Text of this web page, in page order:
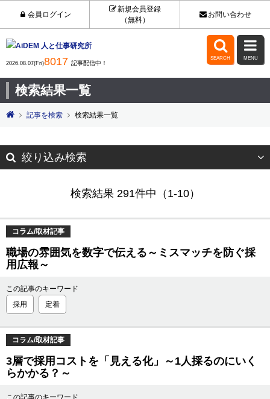
会員ログイン
新規会員登録
（無料）
お問い合わせ
2026.08.07(Fri)8017 記事配信中！

SEARCH

MENU
検索結果一覧
記事を検索 検索結果一覧
絞り込み検索
検索結果 291件中（1-10）
コラム/取材記事
職場の雰囲気を数字で伝える～ミスマッチを防ぐ採
用広報～
この記事のキーワード
採用
定着
コラム/取材記事
3層で採用コストを「見える化」～1人採るのにいく
らかかる？～
この記事のキーワード